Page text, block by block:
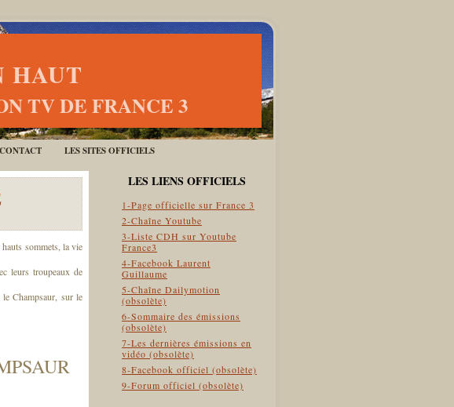
HAUT
TV DE FRANCE 3
CONTACT LES SITES OFFICIELS
sommets, la vie
leurs troupeaux de
Champsaur, sur le
LES LIENS OFFICIELS
1-Page officielle sur France 3
2-Chaîne Youtube
3-Liste CDH sur Youtube
France3
4-Facebook Laurent
Guillaume
5-Chaîne Dailymotion
(obsolète)
6-Sommaire des émissions
(obsolète)
7-Les dernières émissions en
vidéo (obsolète)
8-Facebook officiel (obsolète)
9-Forum officiel (obsolète)